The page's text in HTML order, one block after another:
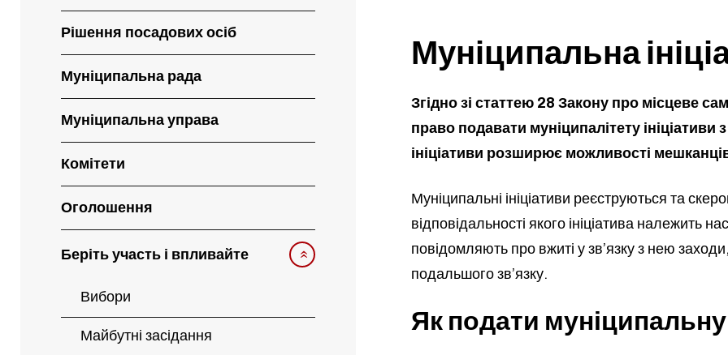
Рішення посадових осіб
Муніципальна рада
Муніципальна управа
Комітети
Оголошення
Беріть участь і впливайте
Вибори
Майбутні засідання
Муніципальна
Згідно зі статтею 28 Закону про місцеве
право подавати муніципалітету
ініціативи розширює можливості
Муніципальні ініціативи реєструються та
відповідальності якого ініціатива належить
повідомляють про вжиті у зв’язку з нею
подальшого зв’язку.
Як подати муніципальну